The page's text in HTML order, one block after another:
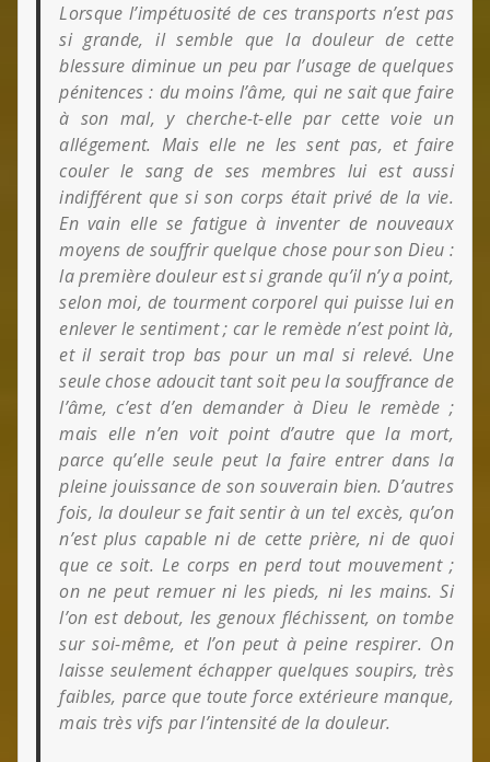
Lorsque l’impétuosité de ces transports n’est pas
si grande, il semble que la douleur de cette
blessure diminue un peu par l’usage de quelques
pénitences : du moins l’âme, qui ne sait que faire
à son mal, y cherche-t-elle par cette voie un
allégement. Mais elle ne les sent pas, et faire
couler le sang de ses membres lui est aussi
indifférent que si son corps était privé de la vie.
En vain elle se fatigue à inventer de nouveaux
moyens de souffrir quelque chose pour son Dieu :
la première douleur est si grande qu’il n’y a point,
selon moi, de tourment corporel qui puisse lui en
enlever le sentiment ; car le remède n’est point là,
et il serait trop bas pour un mal si relevé. Une
seule chose adoucit tant soit peu la souffrance de
l’âme, c’est d’en demander à Dieu le remède ;
mais elle n’en voit point d’autre que la mort,
parce qu’elle seule peut la faire entrer dans la
pleine jouissance de son souverain bien. D’autres
fois, la douleur se fait sentir à un tel excès, qu’on
n’est plus capable ni de cette prière, ni de quoi
que ce soit. Le corps en perd tout mouvement ;
on ne peut remuer ni les pieds, ni les mains. Si
l’on est debout, les genoux fléchissent, on tombe
sur soi-même, et l’on peut à peine respirer. On
laisse seulement échapper quelques soupirs, très
faibles, parce que toute force extérieure manque,
mais très vifs par l’intensité de la douleur.